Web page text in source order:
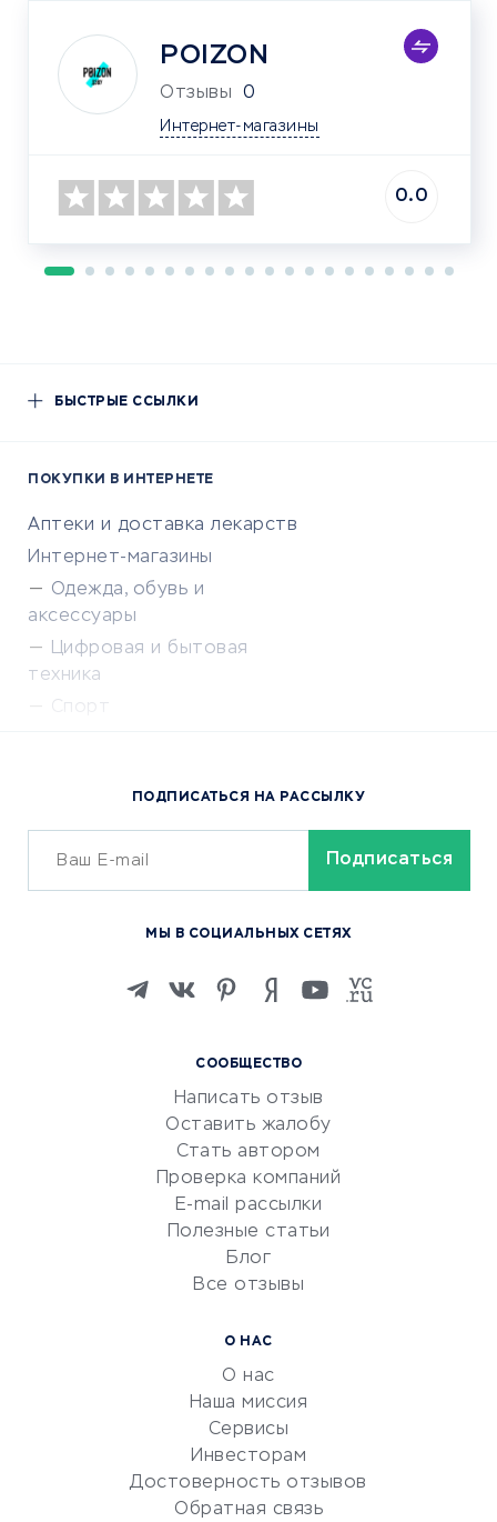
POIZON
Отзывы 0
Интернет-магазины
0.0
БЫСТРЫЕ ССЫЛКИ
ПОКУПКИ В ИНТЕРНЕТЕ
Аптеки и доставка лекарств
Интернет-магазины
Одежда, обувь и
аксессуары
Цифровая и бытовая
техника
Спорт
Сервисы доставки
ОБУЧЕНИЕ И РАБОТА
Изучение иностранных
Маркетинг и продажи
Репетиторство
Красота и здоровье
Сервисы по поиску работы
Сетевой маркетинг
УСЛУГИ ДЛЯ БИЗНЕСА
документооборот
СООБЩЕСТВО
Написать отзыв
Оставить жалобу
Стать автором
Проверка компаний
E-mail рассылки
Полезные статьи
Блог
Все отзывы
О НАС
О нас
Наша миссия
Сервисы
Инвесторам
Достоверность отзывов
Обратная связь
ПОДПИСАТЬСЯ НА РАССЫЛКУ
МЫ В СОЦИАЛЬНЫХ СЕТЯХ